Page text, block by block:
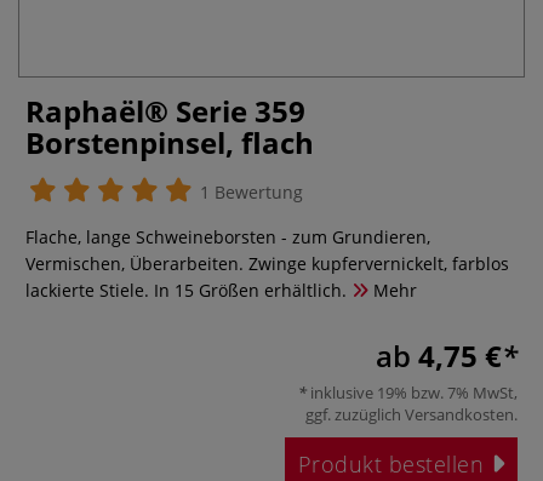
Raphaël® Serie 359
Borstenpinsel, flach
1 Bewertung
Flache, lange Schweineborsten - zum Grundieren,
Vermischen, Überarbeiten. Zwinge kupfervernickelt, farblos
lackierte Stiele. In 15 Größen erhältlich.
Mehr
ab 4,75 €
inklusive 19% bzw. 7% MwSt,
ggf. zuzüglich Versandkosten.
Produkt bestellen